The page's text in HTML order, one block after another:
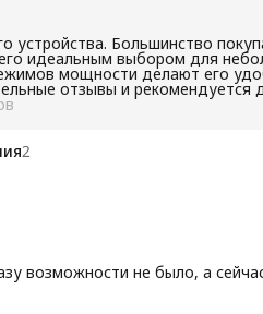
устройства. Большинство
идеальным выбором для
мощности делают его
отзывы и рекомендуется
2
возможности не было, а